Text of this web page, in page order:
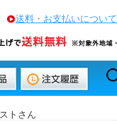
送料・お支払いについて
トさん